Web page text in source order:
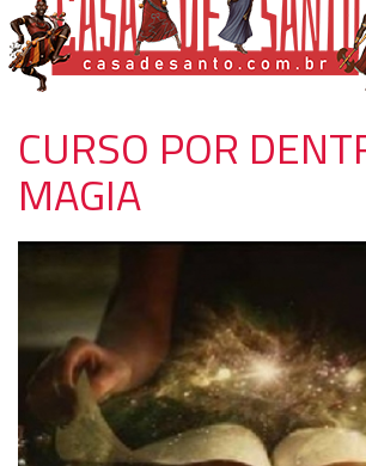
CURSO POR
MAGIA